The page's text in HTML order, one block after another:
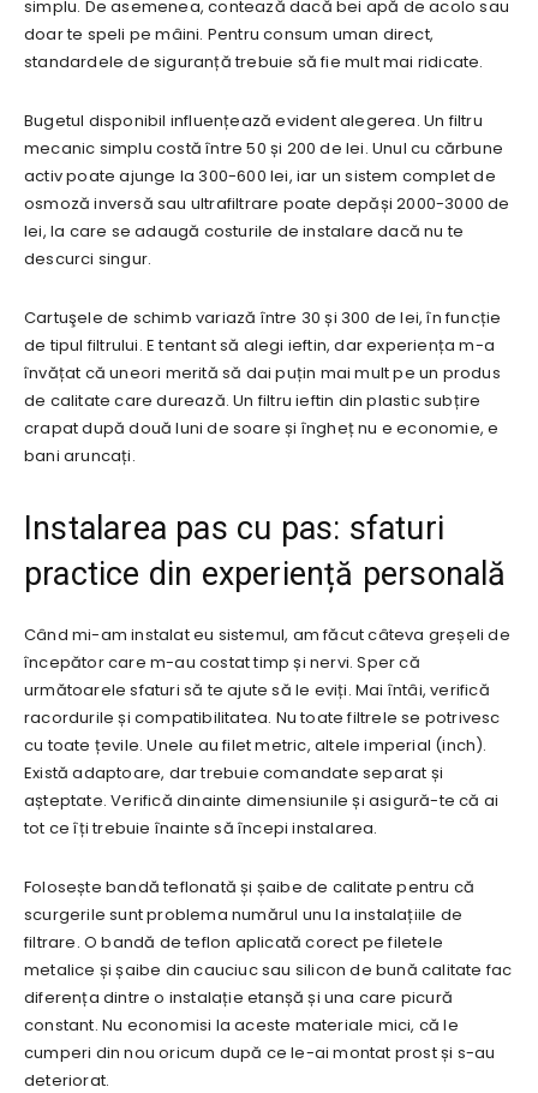
simplu. De asemenea, contează dacă bei apă de acolo sau
doar te speli pe mâini. Pentru consum uman direct,
standardele de siguranță trebuie să fie mult mai ridicate.
Bugetul disponibil influențează evident alegerea. Un filtru
mecanic simplu costă între 50 și 200 de lei. Unul cu cărbune
activ poate ajunge la 300-600 lei, iar un sistem complet de
osmoză inversă sau ultrafiltrare poate depăși 2000-3000 de
lei, la care se adaugă costurile de instalare dacă nu te
descurci singur.
Cartuşele de schimb variază între 30 și 300 de lei, în funcție
de tipul filtrului. E tentant să alegi ieftin, dar experiența m-a
învățat că uneori merită să dai puțin mai mult pe un produs
de calitate care durează. Un filtru ieftin din plastic subțire
crapat după două luni de soare și îngheț nu e economie, e
bani aruncați.
Instalarea pas cu pas: sfaturi
practice din experiență personală
Când mi-am instalat eu sistemul, am făcut câteva greșeli de
începător care m-au costat timp și nervi. Sper că
următoarele sfaturi să te ajute să le eviți. Mai întâi, verifică
racordurile și compatibilitatea. Nu toate filtrele se potrivesc
cu toate țevile. Unele au filet metric, altele imperial (inch).
Există adaptoare, dar trebuie comandate separat și
așteptate. Verifică dinainte dimensiunile și asigură-te că ai
tot ce îți trebuie înainte să începi instalarea.
Folosește bandă teflonată și șaibe de calitate pentru că
scurgerile sunt problema numărul unu la instalațiile de
filtrare. O bandă de teflon aplicată corect pe filetele
metalice și șaibe din cauciuc sau silicon de bună calitate fac
diferența dintre o instalație etanșă și una care picură
constant. Nu economisi la aceste materiale mici, că le
cumperi din nou oricum după ce le-ai montat prost și s-au
deteriorat.